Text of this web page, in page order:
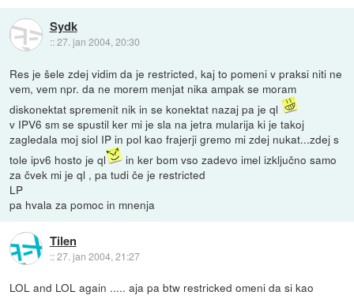
Sydk
::27. jan 2004, 20:30
Res je šele zdej vidim da je restricted, kaj to pomeni v praksi niti ne
vem, vem npr. da ne morem menjat nika ampak se moram
diskonektat spremenit nik in se konektat nazaj pa je ql
v IPV6 sm se spustil ker mi je sla na jetra mularija ki je takoj
zagledala moj siol IP in pol kao frajerji gremo mi zdej nukat...zdej s
tole ipv6 hosto je ql
in ker bom vso zadevo imel izključno samo
za čvek mi je ql , pa tudi če je restricted
LP
pa hvala za pomoc in mnenja
Tilen
::27. jan 2004, 21:27
LOL and LOL again ..... aja pa btw restricked omeni da si kao